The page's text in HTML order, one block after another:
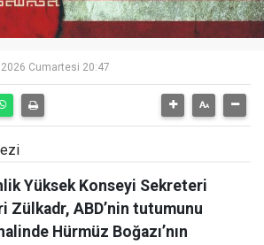
Cumartesi 20:47
Yüksek Konseyi Sekreteri
Zülkadr, ABD’nin tutumunu
Hürmüz Boğazı’nın